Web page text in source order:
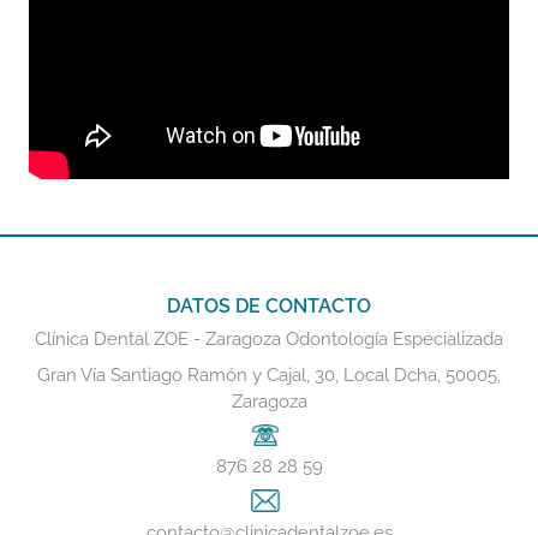
DATOS DE CONTACTO
Clínica Dental ZOE - Zaragoza Odontología Especializada
Gran Vía Santiago Ramón y Cajal, 30, Local Dcha, 50005,
Zaragoza
876 28 28 59